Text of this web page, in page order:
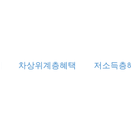
차상위계층혜택 저소득층